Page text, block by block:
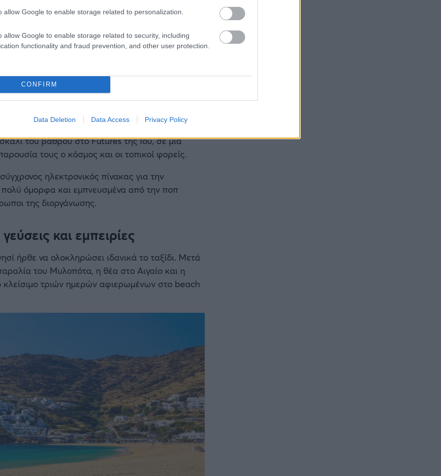
allow Google to enable storage related to personalization.
allow Google to enable storage related to security, including
functionality and fraud prevention, and other user protection.
CONFIRM
Data Deletion Data Access Privacy Policy
και μπλοκ στην καρδιά των
ακόμα και τους πιο έμπειρους αθλητές,
ενδιαφέρουσες και αμφίρροπες
την Ολλανδία, και στις γυναίκες οι
τους χρυσά μετάλλια στο
Volleyball World
του βάθρου στο Futures της Ίου, σε μια
τους ο κόσμος και οι τοπικοί φορείς.
ηλεκτρονικός πίνακας για την
όμορφα και εμπνευσμένα από την ποπ
της διοργάνωσης.
και εμπειρίες
ήρθε να ολοκληρώσει ιδανικά το ταξίδι. Μετά
του Μυλοπότα, η θέα στο Αιγαίο και η
τριών ημερών αφιερωμένων στο beach